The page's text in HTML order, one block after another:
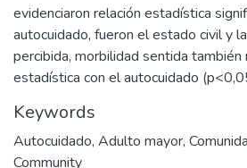
evidenciaron relación estadística
autocuidado, fueron el estado civil y
percibida, morbilidad sentida también
estadística con el autocuidado
Keywords
Autocuidado, Adulto mayor,
Community